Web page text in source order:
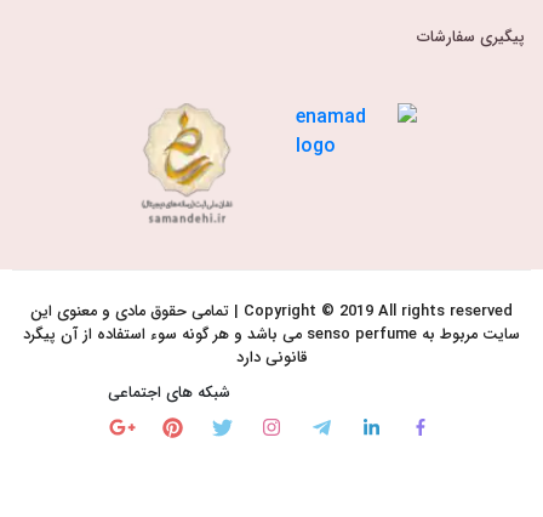
پیگیری سفارشات
Copyright © 2019 All rights reserved | تمامی حقوق مادی و معنوی این
سایت مربوط به senso perfume می باشد و هر گونه سوء استفاده از آن پیگرد
قانونی دارد
شبکه های اجتماعی